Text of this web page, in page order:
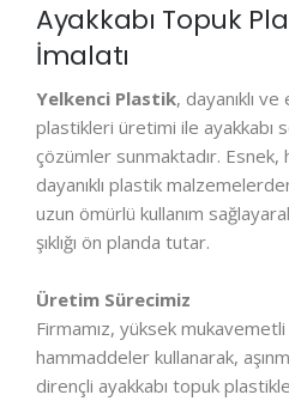
Ayakkabı Topuk
İmalatı
Yelkenci Plastik, dayanıklı
plastikleri üretimi ile ayakkabı
çözümler sunmaktadır.
dayanıklı plastik
uzun ömürlü kullanım
şıklığı ön planda tutar.
Üretim Sürecimiz
Firmamız, yüksek
hammaddeler kullanarak,
dirençli ayakkabı topuk